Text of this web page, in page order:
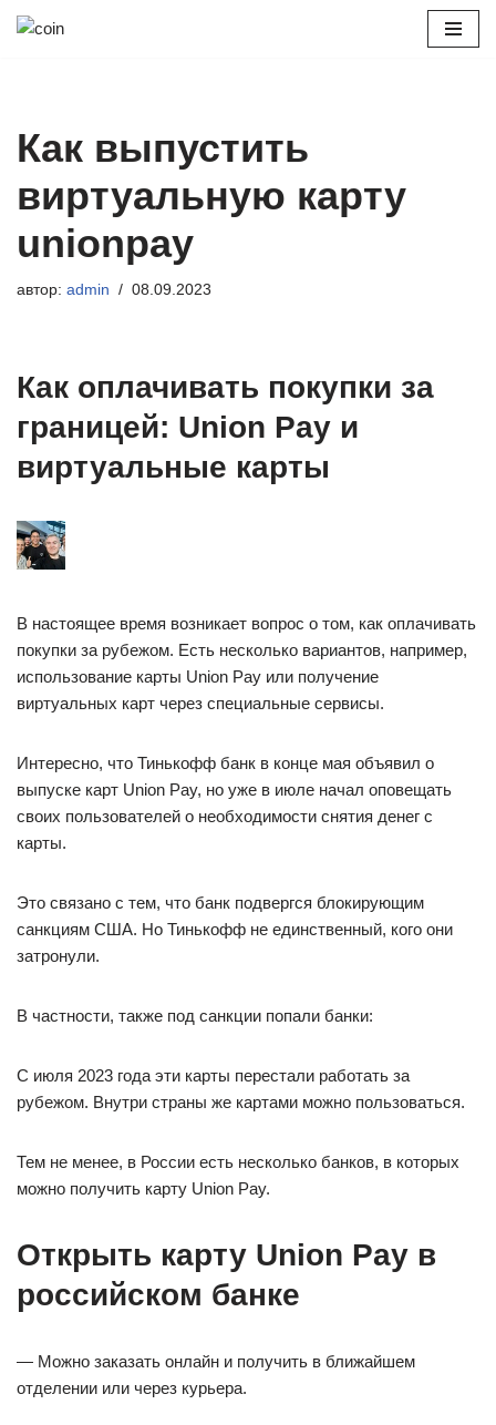
Как выпустить
виртуальную карту
unionpay
автор: admin 08.09.2023
Как оплачивать покупки за
границей: Union Pay и
виртуальные карты
В настоящее время возникает вопрос о том, как оплачивать
покупки за рубежом. Есть несколько вариантов, например,
использование карты Union Pay или получение
виртуальных карт через специальные сервисы.
Интересно, что Тинькофф банк в конце мая объявил о
выпуске карт Union Pay, но уже в июле начал оповещать
своих пользователей о необходимости снятия денег с
карты.
Это связано с тем, что банк подвергся блокирующим
санкциям США. Но Тинькофф не единственный, кого они
затронули.
В частности, также под санкции попали банки:
С июля 2023 года эти карты перестали работать за
рубежом. Внутри страны же картами можно пользоваться.
Тем не менее, в России есть несколько банков, в которых
можно получить карту Union Pay.
Открыть карту Union Pay в
российском банке
— Можно заказать онлайн и получить в ближайшем
отделении или через курьера.